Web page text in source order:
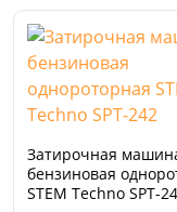
Затирочная
бензиновая
STEM Techno SPT-